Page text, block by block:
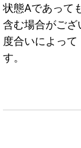
状態Aであって
含む場合がご
度合いによっ
す。